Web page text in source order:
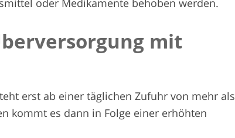
oder Medikamente behoben werden.
mit
erst ab einer täglichen Zufuhr von mehr als
kommt es dann in Folge einer erhöhten